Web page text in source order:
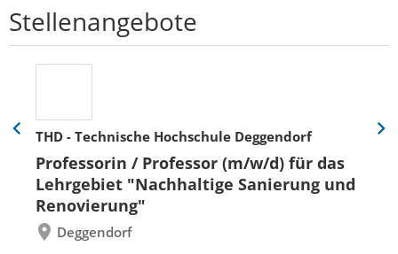
Stellenangebote
THD - Technische Hochschule Deggendorf
Professorin / Professor (m/w/d) für das
Lehrgebiet "Nachhaltige Sanierung und
Renovierung"
Deggendorf
Eine
zurück
Eine